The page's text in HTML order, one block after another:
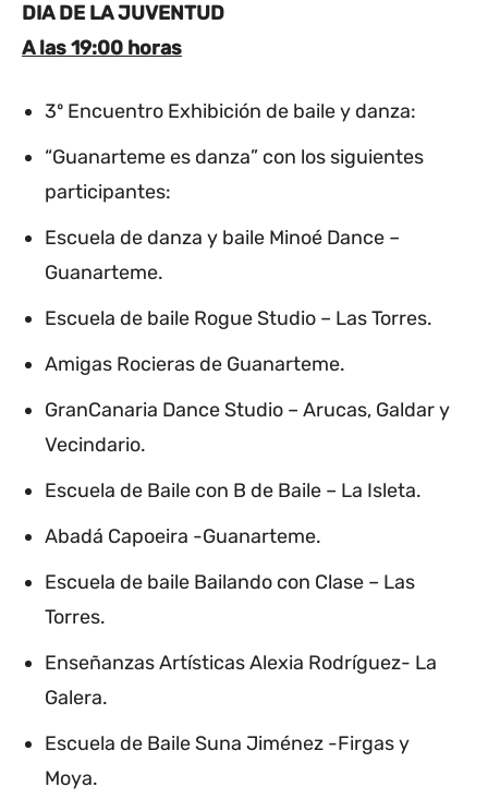
DIA DE LA JUVENTUD
A las 19:00 horas
3º Encuentro Exhibición de baile y danza:
“Guanarteme es danza” con los siguientes
participantes:
Escuela de danza y baile Minoé Dance –
Guanarteme.
Escuela de baile Rogue Studio – Las Torres.
Amigas Rocieras de Guanarteme.
GranCanaria Dance Studio – Arucas, Galdar y
Vecindario.
Escuela de Baile con B de Baile – La Isleta.
Abadá Capoeira -Guanarteme.
Escuela de baile Bailando con Clase – Las
Torres.
Enseñanzas Artísticas Alexia Rodríguez- La
Galera.
Escuela de Baile Suna Jiménez -Firgas y
Moya.